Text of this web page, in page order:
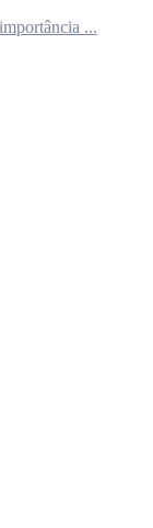
...